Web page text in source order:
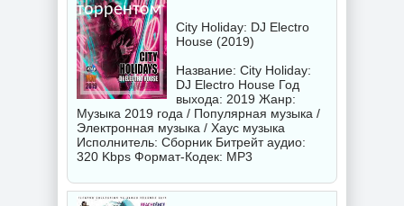
торрентом
City Holiday: DJ Electro
House (2019)
Название: City Holiday:
DJ Electro House Год
выхода: 2019 Жанр:
Музыка 2019 года / Популярная музыка /
Электронная музыка / Хаус музыка
Исполнитель: Сборник Битрейт аудио:
320 Kbps Формат-Кодек: MP3